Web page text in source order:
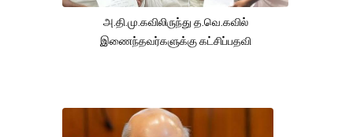
அ.தி.மு.கவிலிருந்து த.வெ.கவில்
இணைந்தவர்களுக்கு கட்சிப்பதவி